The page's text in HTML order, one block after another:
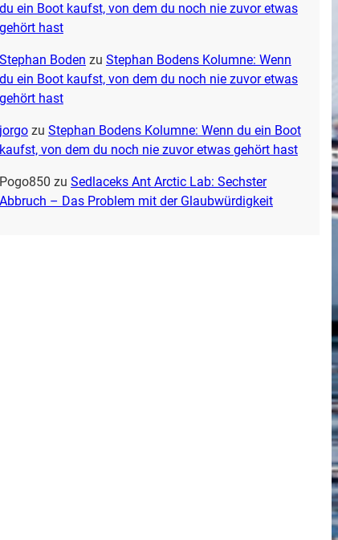
du ein Boot kaufst, von dem du noch nie zuvor etwas
gehört hast
Stephan Boden zu Stephan Bodens Kolumne: Wenn
du ein Boot kaufst, von dem du noch nie zuvor etwas
gehört hast
jorgozu Stephan Bodens Kolumne: Wenn du ein Boot
kaufst, von dem du noch nie zuvor etwas gehört hast
Pogo850 zu Sedlaceks Ant Arctic Lab: Sechster
Abbruch – Das Problem mit der Glaubwürdigkeit